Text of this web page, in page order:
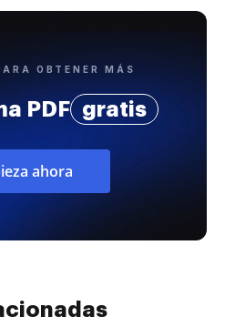
OBTENER MÁS
PDF gratis
ahora